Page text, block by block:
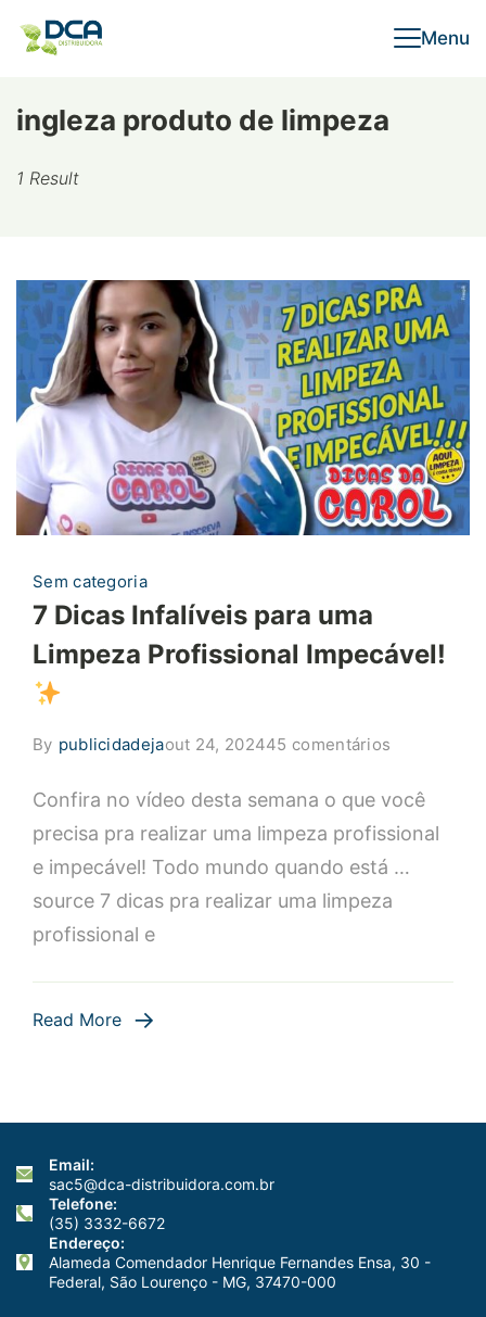
Menu
ingleza produto de limpeza
1 Result
Sem categoria
7 Dicas Infalíveis para uma
Limpeza Profissional Impecável!
By publicidadejaout 24, 202445 comentários
Dicas
Infalíveis
Limpeza
Confira no vídeo desta semana o que você
precisa pra realizar uma limpeza profissional
e impecável! Todo mundo quando está …
source 7 dicas pra realizar uma limpeza
profissional e
Read More
Email:
sac5@dca-distribuidora.com.br
Telefone:
(35) 3332-6672
Endereço:
Alameda Comendador Henrique Fernandes Ensa, 30 -
Federal, São Lourenço - MG, 37470-000